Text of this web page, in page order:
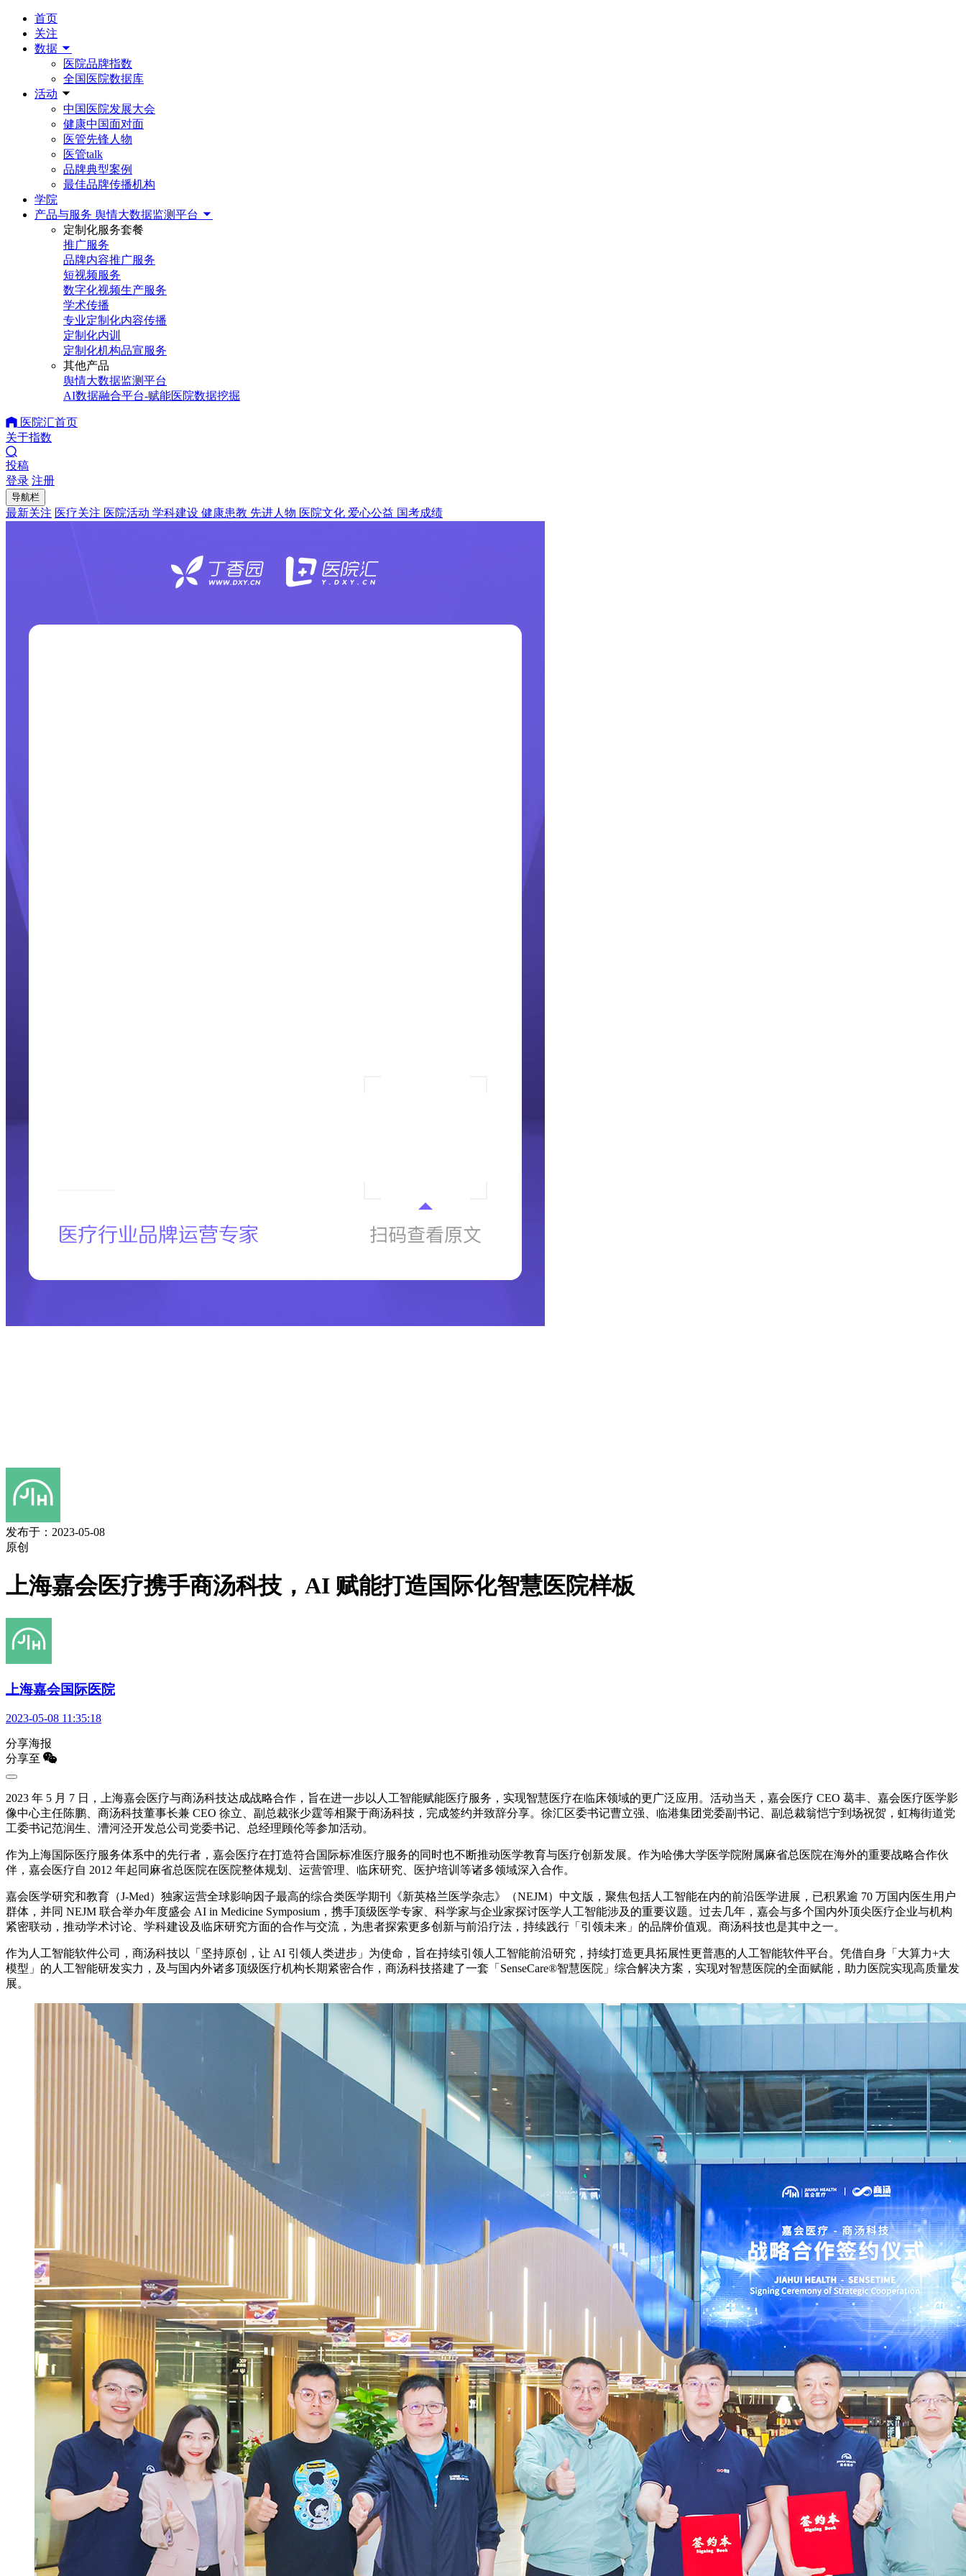
首页
关注
数据
医院品牌指数
全国医院数据库
活动
中国医院发展大会
健康中国面对面
医管先锋人物
医管talk
品牌典型案例
最佳品牌传播机构
学院
产品与服务 舆情大数据监测平台
定制化服务套餐
推广服务
品牌内容推广服务
短视频服务
数字化视频生产服务
学术传播
专业定制化内容传播
定制化内训
定制化机构品宣服务
其他产品
舆情大数据监测平台
AI数据融合平台-赋能医院数据挖掘
医院汇首页
关于指数
投稿
登录 注册
导航栏
最新关注 医疗关注 医院活动 学科建设 健康患教 先进人物 医院文化 爱心公益 国考成绩
发布于：2023-05-08
原创
上海嘉会医疗携手商汤科技，AI 赋能打造国际化智慧医院样板
上海嘉会国际医院
2023-05-08 11:35:18
分享海报
分享至
2023 年 5 月 7 日，上海嘉会医疗与商汤科技达成战略合作，旨在进一步以人工智能赋能医疗服务，实现智慧医疗在临床领域的更广泛应用。活动当天，嘉会医疗 CEO 葛丰、嘉会医疗医学影
像中心主任陈鹏、商汤科技董事长兼 CEO 徐立、副总裁张少霆等相聚于商汤科技，完成签约并致辞分享。徐汇区委书记曹立强、临港集团党委副书记、副总裁翁恺宁到场祝贺，虹梅街道党
工委书记范润生、漕河泾开发总公司党委书记、总经理顾伦等参加活动。
作为上海国际医疗服务体系中的先行者，嘉会医疗在打造符合国际标准医疗服务的同时也不断推动医学教育与医疗创新发展。作为哈佛大学医学院附属麻省总医院在海外的重要战略合作伙
伴，嘉会医疗自 2012 年起同麻省总医院在医院整体规划、运营管理、临床研究、医护培训等诸多领域深入合作。
嘉会医学研究和教育（J-Med）独家运营全球影响因子最高的综合类医学期刊《新英格兰医学杂志》（NEJM）中文版，聚焦包括人工智能在内的前沿医学进展，已积累逾 70 万国内医生用户
群体，并同 NEJM 联合举办年度盛会 AI in Medicine Symposium，携手顶级医学专家、科学家与企业家探讨医学人工智能涉及的重要议题。过去几年，嘉会与多个国内外顶尖医疗企业与机构
紧密联动，推动学术讨论、学科建设及临床研究方面的合作与交流，为患者探索更多创新与前沿疗法，持续践行「引领未来」的品牌价值观。商汤科技也是其中之一。
作为人工智能软件公司，商汤科技以「坚持原创，让 AI 引领人类进步」为使命，旨在持续引领人工智能前沿研究，持续打造更具拓展性更普惠的人工智能软件平台。凭借自身「大算力+大
模型」的人工智能研发实力，及与国内外诸多顶级医疗机构长期紧密合作，商汤科技搭建了一套「SenseCare®智慧医院」综合解决方案，实现对智慧医院的全面赋能，助力医院实现高质量发
展。